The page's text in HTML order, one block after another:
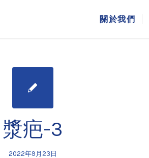
關於我們
漿疤-3
2022年9月23日